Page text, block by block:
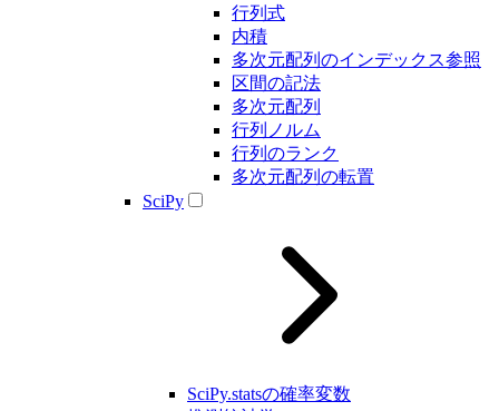
行列式
内積
多次元配列のインデックス参照
区間の記法
多次元配列
行列ノルム
行列のランク
多次元配列の転置
SciPy
SciPy.statsの確率変数